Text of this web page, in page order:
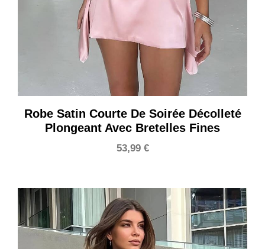
Robe Satin Courte De Soirée Décolleté
Plongeant Avec Bretelles Fines
53,99 €